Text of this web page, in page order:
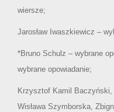
wiersze;
Jarosław Iwaszkiewicz –
*Bruno Schulz – wybrane
wybrane opowiadanie;
Krzysztof Kamil Baczyński,
Wisława Szymborska,